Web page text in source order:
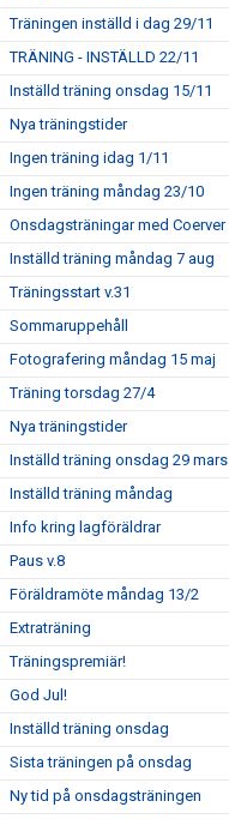
Träningen inställd i dag 29/11
TRÄNING - INSTÄLLD 22/11
Inställd träning onsdag 15/11
Nya träningstider
Ingen träning idag 1/11
Ingen träning måndag 23/10
Onsdagsträningar med Coerver
Inställd träning måndag 7 aug
Träningsstart v.31
Sommaruppehåll
Fotografering måndag 15 maj
Träning torsdag 27/4
Nya träningstider
Inställd träning onsdag 29 mars
Inställd träning måndag
Info kring lagföräldrar
Paus v.8
Föräldramöte måndag 13/2
Extraträning
Träningspremiär!
God Jul!
Inställd träning onsdag
Sista träningen på onsdag
Ny tid på onsdagsträningen